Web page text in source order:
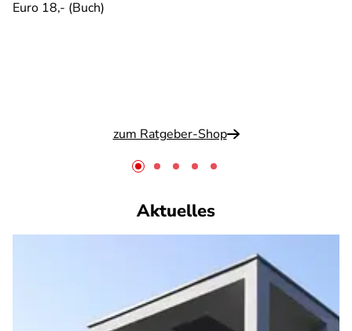
Euro 18,- (Buch)
zum Ratgeber-Shop
Aktuelles